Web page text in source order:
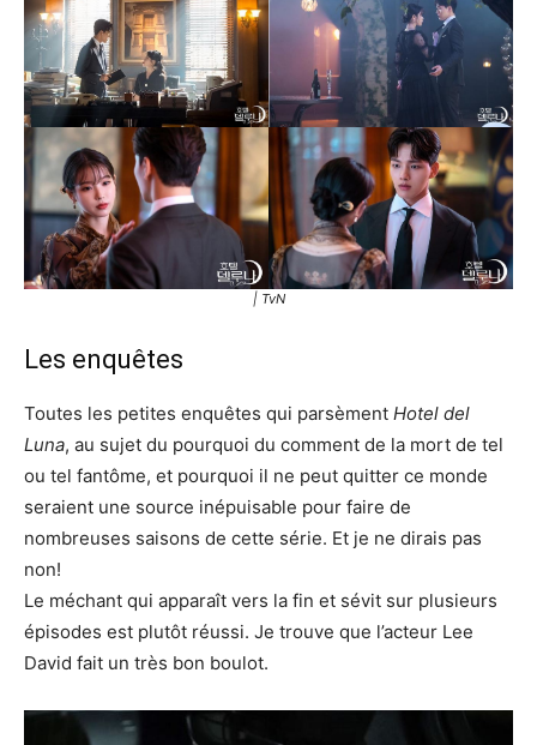
| TvN
Les enquêtes
Toutes les petites enquêtes qui parsèment Hotel del
Luna, au sujet du pourquoi du comment de la mort de tel
ou tel fantôme, et pourquoi il ne peut quitter ce monde
seraient une source inépuisable pour faire de
nombreuses saisons de cette série. Et je ne dirais pas
non!
Le méchant qui apparaît vers la fin et sévit sur plusieurs
épisodes est plutôt réussi. Je trouve que l’acteur Lee
David fait un très bon boulot.